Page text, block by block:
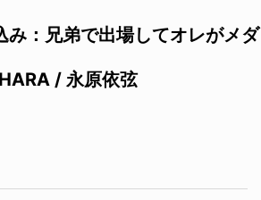
み：兄弟で出場してオレがメダ
/ 永原依弦